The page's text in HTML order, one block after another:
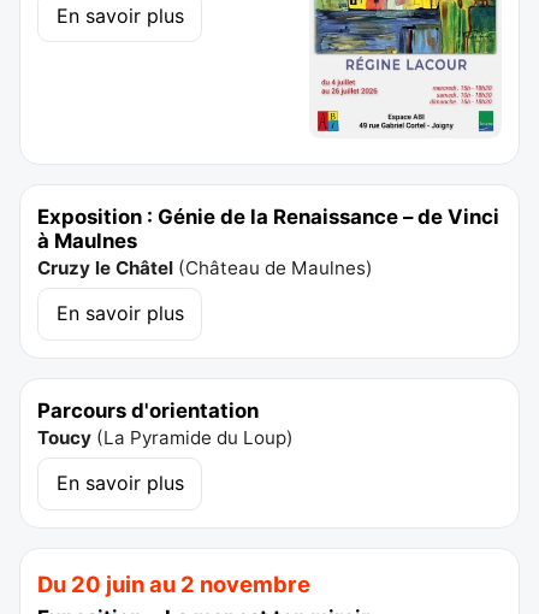
En savoir plus
Exposition : Génie de la Renaissance – de Vinci
à Maulnes
Cruzy le Châtel (Château de Maulnes)
En savoir plus
Parcours d'orientation
Toucy (La Pyramide du Loup)
En savoir plus
Du 20 juin au 2 novembre